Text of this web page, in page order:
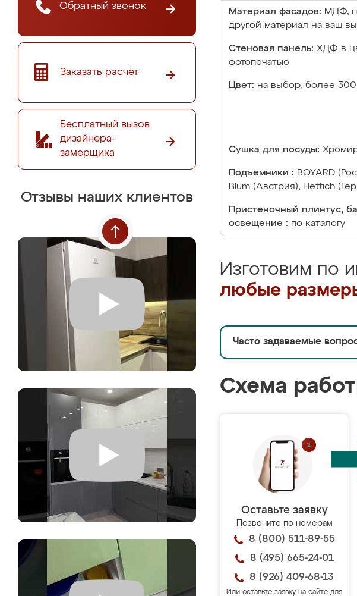
Обратный звонок
Заказать расчёт
Бесплатный вызов
дизайнера-
замерщика
Отзывы наших клиентов
Материал фасадов: МДФ,
другой материал на ваш
Стеновая панель: ХДФ в
фотопечатью
Цвет: на выбор, более 300
Сушка для посуды:
Подъемники : BOYARD
Blum (Австрия), Hettich
Пристеночный плинтус,
освещение : по каталогу
Изготовим по
любые
Часто задаваемые
Схема
Оставьте заявку
Позвоните по номерам
8 (800) 511-89-55
8 (495) 665-24-01
8 (926) 409-68-13
Или оставьте заявку на сайте для